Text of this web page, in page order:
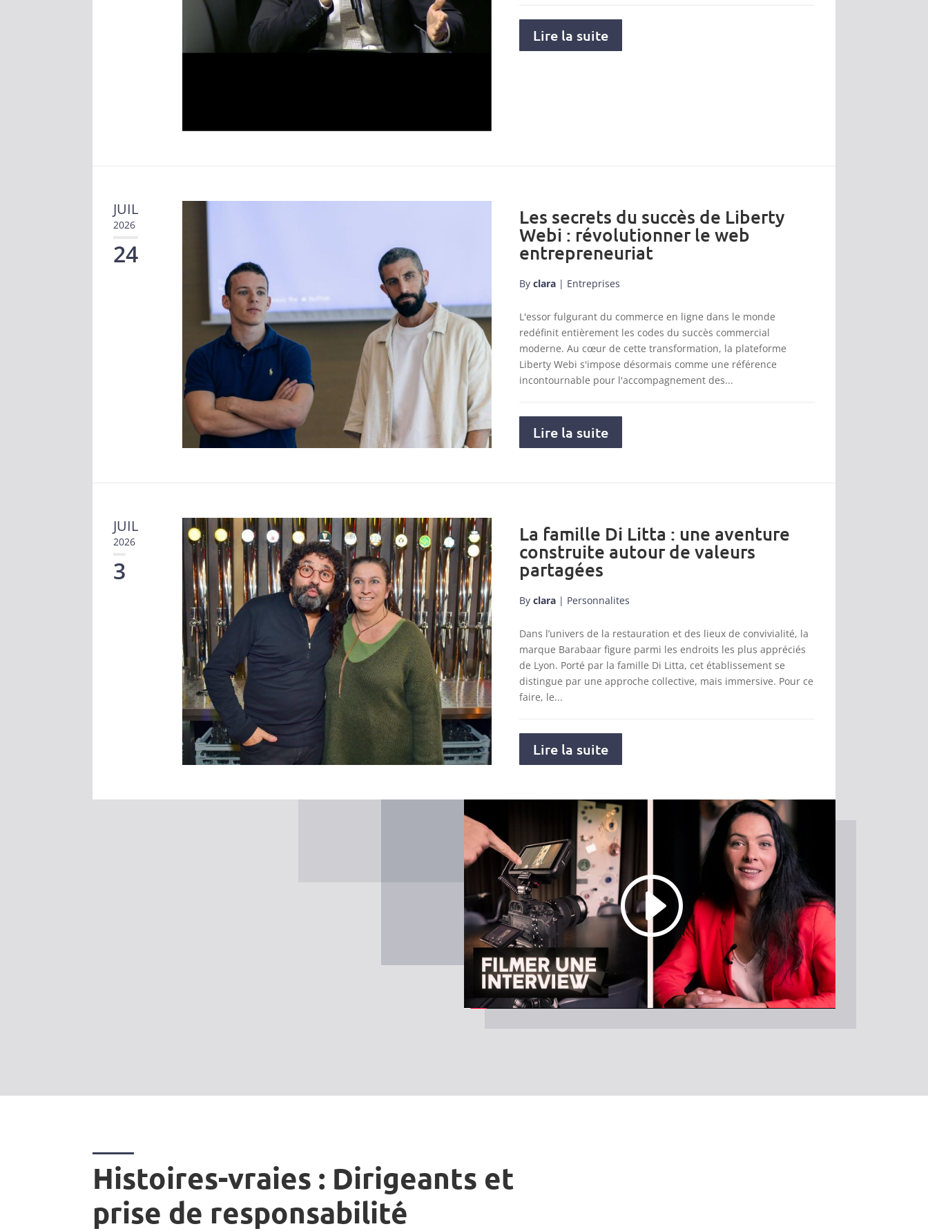
Lire la suite
JUIL
2026
24
Les secrets du succès de Liberty
Webi : révolutionner le web
entrepreneuriat
By clara | Entreprises
L'essor fulgurant du commerce en ligne dans le monde
redéfinit entièrement les codes du succès commercial
moderne. Au cœur de cette transformation, la plateforme
Liberty Webi s'impose désormais comme une référence
incontournable pour l'accompagnement des...
Lire la suite
JUIL
2026
3
La famille Di Litta : une aventure
construite autour de valeurs
partagées
By clara | Personnalites
Dans l’univers de la restauration et des lieux de convivialité, la
marque Barabaar figure parmi les endroits les plus appréciés
de Lyon. Porté par la famille Di Litta, cet établissement se
distingue par une approche collective, mais immersive. Pour ce
faire, le...
Lire la suite
Histoires-vraies : Dirigeants et
prise de responsabilité